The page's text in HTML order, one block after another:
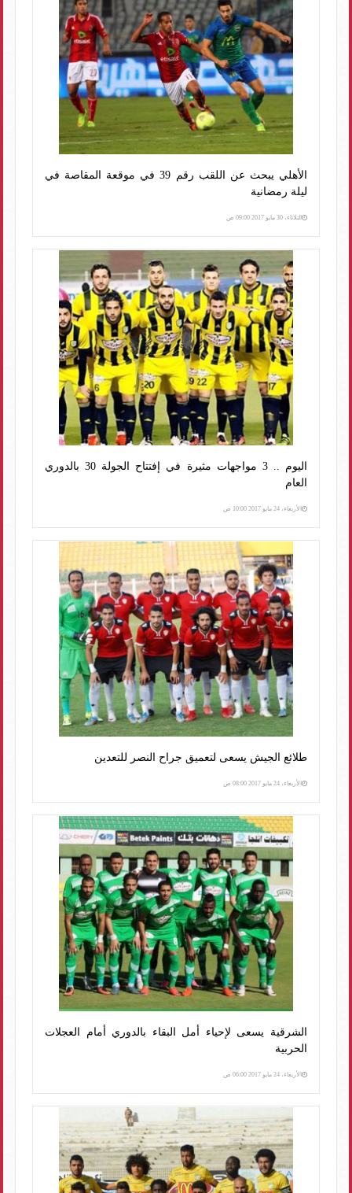
الأهلي يبحث عن اللقب رقم 39 في موقعة المقاصة في
ليلة رمضانية
الثلاثاء، 30 مايو 2017 09:00 ص
اليوم .. 3 مواجهات مثيرة في إفتتاح الجولة 30 بالدوري
العام
الأربعاء، 24 مايو 2017 10:00 ص
طلائع الجيش يسعى لتعميق جراح النصر للتعدين
الأربعاء، 24 مايو 2017 08:00 ص
الشرقية يسعى لإحياء أمل البقاء بالدوري أمام العجلات
الحربية
الأربعاء، 24 مايو 2017 06:00 ص